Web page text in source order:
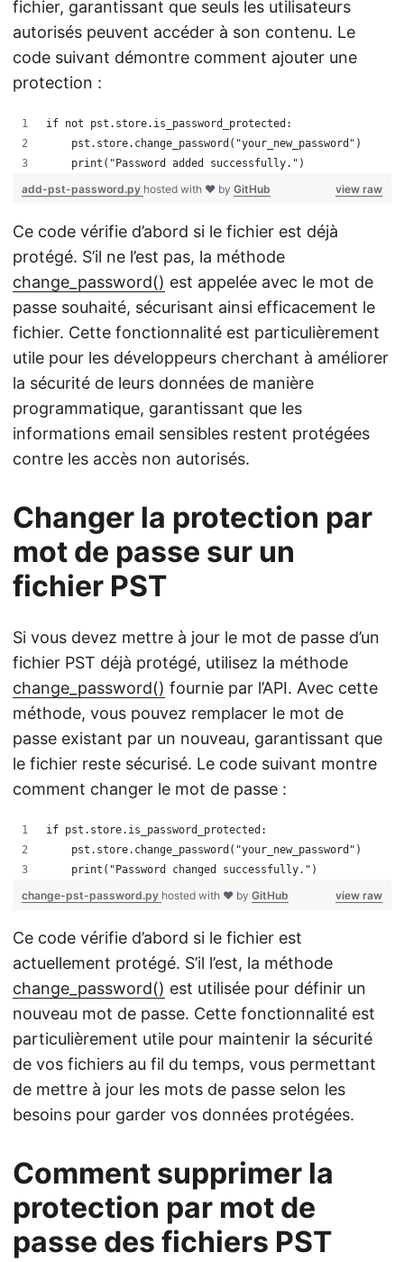
fichier, garantissant que seuls les utilisateurs
autorisés peuvent accéder à son contenu. Le
code suivant démontre comment ajouter une
protection :
if not pst.store.is_password_protected:
    pst.store.change_password("your_new_password")
    print("Password added successfully.")
view raw
add-pst-password.py hosted with ❤ by GitHub
Ce code vérifie d’abord si le fichier est déjà
protégé. S’il ne l’est pas, la méthode
change_password() est appelée avec le mot de
passe souhaité, sécurisant ainsi efficacement le
fichier. Cette fonctionnalité est particulièrement
utile pour les développeurs cherchant à améliorer
la sécurité de leurs données de manière
programmatique, garantissant que les
informations email sensibles restent protégées
contre les accès non autorisés.
Changer la protection par
mot de passe sur un
fichier PST
Si vous devez mettre à jour le mot de passe d’un
fichier PST déjà protégé, utilisez la méthode
change_password() fournie par l’API. Avec cette
méthode, vous pouvez remplacer le mot de
passe existant par un nouveau, garantissant que
le fichier reste sécurisé. Le code suivant montre
comment changer le mot de passe :
if pst.store.is_password_protected:
    pst.store.change_password("your_new_password")
    print("Password changed successfully.")
view raw
change-pst-password.py hosted with ❤ by GitHub
Ce code vérifie d’abord si le fichier est
actuellement protégé. S’il l’est, la méthode
change_password() est utilisée pour définir un
nouveau mot de passe. Cette fonctionnalité est
particulièrement utile pour maintenir la sécurité
de vos fichiers au fil du temps, vous permettant
de mettre à jour les mots de passe selon les
besoins pour garder vos données protégées.
Comment supprimer la
protection par mot de
passe des fichiers PST